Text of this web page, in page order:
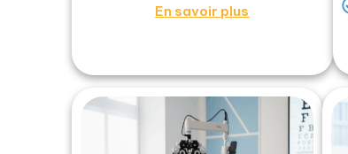
En savoir plus